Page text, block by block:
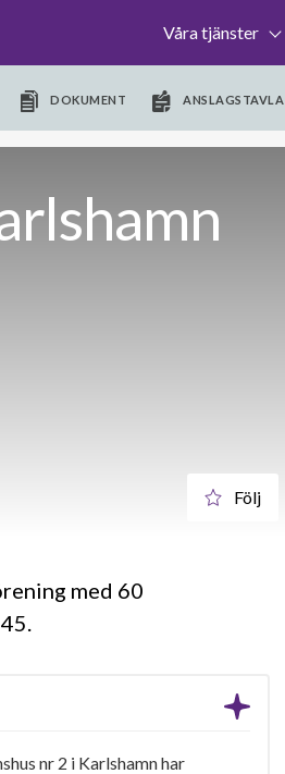
Våra tjänster
DOKUMENT ANSLAGSTAVLA
Följ
med 60
nr 2 i Karlshamn har